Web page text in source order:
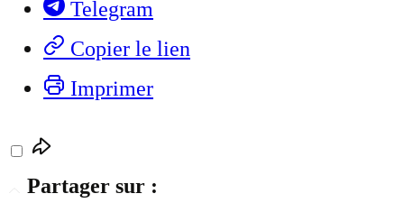
Telegram
Copier le lien
Imprimer
Partager sur :